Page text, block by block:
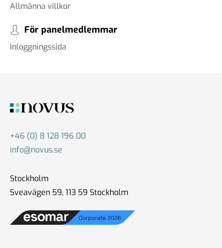
Allmänna villkor
För panelmedlemmar
Inloggningssida
+46 (0) 8 128 196 00
info@novus.se
Stockholm
Sveavägen 59, 113 59 Stockholm